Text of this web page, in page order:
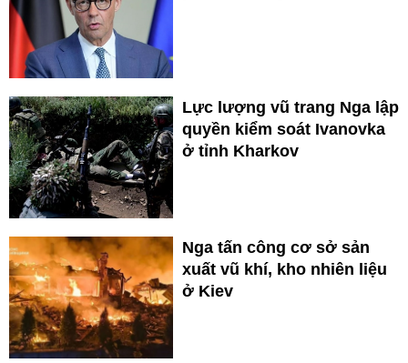
Lực lượng vũ trang Nga lập
quyền kiểm soát Ivanovka
ở tỉnh Kharkov
Nga tấn công cơ sở sản
xuất vũ khí, kho nhiên liệu
ở Kiev